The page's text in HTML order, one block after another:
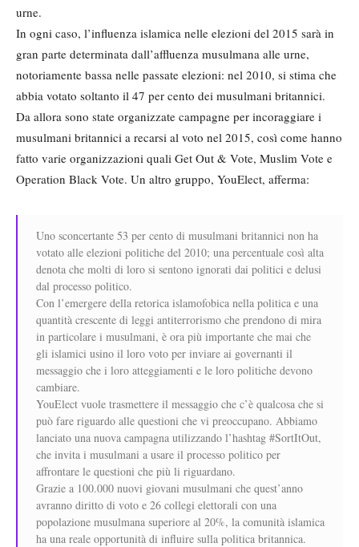
urne.
In ogni caso, l’influenza islamica nelle elezioni del 2015 sarà in
gran parte determinata dall’affluenza musulmana alle urne,
notoriamente bassa nelle passate elezioni: nel 2010, si stima che
abbia votato soltanto il 47 per cento dei musulmani britannici.
Da allora sono state organizzate campagne per incoraggiare i
musulmani britannici a recarsi al voto nel 2015, così come hanno
fatto varie organizzazioni quali Get Out & Vote, Muslim Vote e
Operation Black Vote. Un altro gruppo, YouElect, afferma:
Uno sconcertante 53 per cento di musulmani britannici non ha
votato alle elezioni politiche del 2010; una percentuale così alta
denota che molti di loro si sentono ignorati dai politici e delusi
dal processo politico.
Con l’emergere della retorica islamofobica nella politica e una
quantità crescente di leggi antiterrorismo che prendono di mira
in particolare i musulmani, è ora più importante che mai che
gli islamici usino il loro voto per inviare ai governanti il
messaggio che i loro atteggiamenti e le loro politiche devono
cambiare.
YouElect vuole trasmettere il messaggio che c’è qualcosa che si
può fare riguardo alle questioni che vi preoccupano. Abbiamo
lanciato una nuova campagna utilizzando l’hashtag #SortItOut,
che invita i musulmani a usare il processo politico per
affrontare le questioni che più li riguardano.
Grazie a 100.000 nuovi giovani musulmani che quest’anno
avranno diritto di voto e 26 collegi elettorali con una
popolazione musulmana superiore al 20%, la comunità islamica
ha una reale opportunità di influire sulla politica britannica.